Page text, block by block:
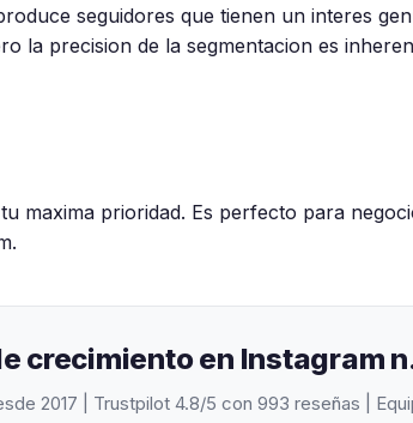
seguidores que tienen un interes
la precision de la segmentacion es
maxima prioridad. Es perfecto para
crecimiento en Instagram
2017 | Trustpilot 4.8/5 con 993 reseñas |